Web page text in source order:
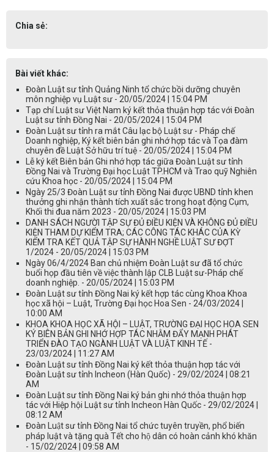
Chia sẻ:
Bài viết khác:
Đoàn Luật sư tỉnh Quảng Ninh tổ chức bồi dưỡng chuyên
môn nghiệp vụ Luật sư - 20/05/2024 | 15:04 PM
Tạp chí Luật sư Việt Nam ký kết thỏa thuận hợp tác với Đoàn
Luật sư tỉnh Đồng Nai - 20/05/2024 | 15:04 PM
Đoàn Luật sư tỉnh ra mắt Câu lạc bộ Luật sư - Pháp chế
Doanh nghiệp, Ký kết biên bản ghi nhớ hợp tác và Tọa đàm
chuyên đề Luật Sở hữu trí tuệ - 20/05/2024 | 15:04 PM
Lễ ký kết Biên bản Ghi nhớ hợp tác giữa Đoàn Luật sư tỉnh
Đồng Nai và Trường Đại học Luật TP.HCM và Trao quỹ Nghiên
cứu Khoa học - 20/05/2024 | 15:04 PM
Ngày 25/3 Đoàn Luật sư tỉnh Đồng Nai được UBND tỉnh khen
thưởng ghi nhận thành tích xuất sắc trong hoạt động Cụm,
Khối thi đua năm 2023 - 20/05/2024 | 15:03 PM
DANH SÁCH NGƯỜI TẬP SỰ ĐỦ ĐIỀU KIỆN VÀ KHÔNG ĐỦ ĐIỀU
KIỆN THAM DỰ KIỂM TRA; CÁC CÔNG TÁC KHÁC CỦA KỲ
KIỂM TRA KẾT QUẢ TẬP SỰ HÀNH NGHỀ LUẬT SƯ ĐỢT
1/2024 - 20/05/2024 | 15:03 PM
Ngày 06/4/2024 Ban chủ nhiệm Đoàn Luật sư đã tổ chức
buổi họp đầu tiên về việc thành lập CLB Luật sư-Pháp chế
doanh nghiệp. - 20/05/2024 | 15:03 PM
Đoàn Luật sư tỉnh Đồng Nai ký kết hợp tác cùng Khoa Khoa
học xã hội – Luật, Trường Đại học Hoa Sen - 24/03/2024 |
10:00 AM
KHOA KHOA HỌC XÃ HỘI – LUẬT, TRƯỜNG ĐẠI HỌC HOA SEN
KÝ BIÊN BẢN GHI NHỚ HỢP TÁC NHẰM ĐẨY MẠNH PHÁT
TRIỂN ĐÀO TẠO NGÀNH LUẬT VÀ LUẬT KINH TẾ -
23/03/2024 | 11:27 AM
Đoàn Luật sư tỉnh Đồng Nai ký kết thỏa thuận hợp tác với
Đoàn Luật sư tỉnh Incheon (Hàn Quốc) - 29/02/2024 | 08:21
AM
Đoàn Luật sư tỉnh Đồng Nai ký bản ghi nhớ thỏa thuận hợp
tác với Hiệp hội Luật sư tỉnh Incheon Hàn Quốc - 29/02/2024 |
08:12 AM
Đoàn Luật sư tỉnh Đồng Nai tổ chức tuyên truyền, phổ biến
pháp luật và tặng quà Tết cho hộ dân có hoàn cảnh khó khăn
- 15/02/2024 | 09:58 AM